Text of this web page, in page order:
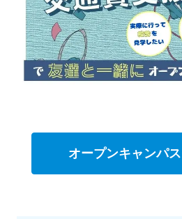
オープンキャンパ